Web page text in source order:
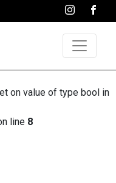
on value of type bool in
line 8